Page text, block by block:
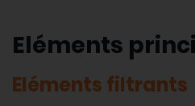
Eléments
Eléments filtrants